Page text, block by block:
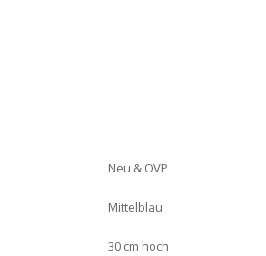
Neu & OVP
Mittelblau
30 cm hoch